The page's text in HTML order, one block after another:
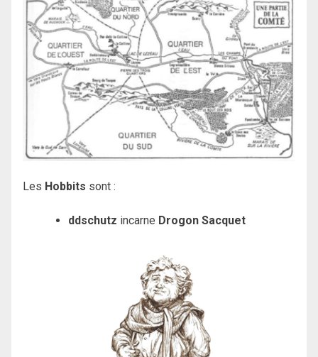
Les Hobbits sont :
ddschutz incarne Drogon Sacquet